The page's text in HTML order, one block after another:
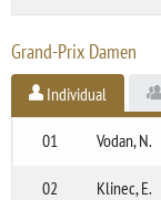
Grand-Prix Damen
Individual
01 Vodan, N.
02 Klinec, E.